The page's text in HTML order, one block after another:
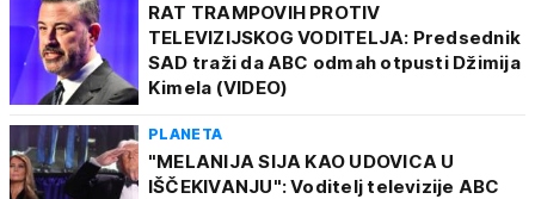
RAT TRAMPOVIH PROTIV
TELEVIZIJSKOG VODITELJA: Predsednik
SAD traži da ABC odmah otpusti Džimija
Kimela (VIDEO)
PLANETA
"MELANIJA SIJA KAO UDOVICA U
IŠČEKIVANJU": Voditelj televizije ABC